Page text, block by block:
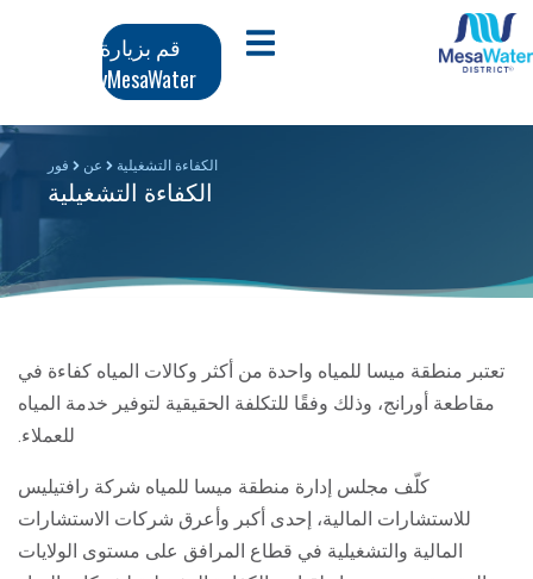
افتح قائمة الجوالقم بزيارة
MyMesaWater
فور عن الكفاءة التشغيلية
الكفاءة التشغيلية
تعتبر منطقة ميسا للمياه واحدة من أكثر وكالات المياه كفاءة في
مقاطعة أورانج، وذلك وفقًا للتكلفة الحقيقية لتوفير خدمة المياه
للعملاء.
كلّف مجلس إدارة منطقة ميسا للمياه شركة رافتيليس
للاستشارات المالية، إحدى أكبر وأعرق شركات الاستشارات
المالية والتشغيلية في قطاع المرافق على مستوى الولايات